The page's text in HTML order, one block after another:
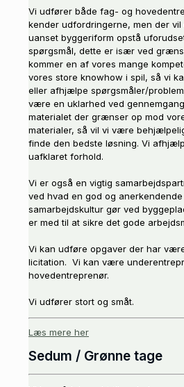
Vi udfører både fag- og
kender udfordringerne, men der vil
uanset byggeriform opstå
spørgsmål, dette er især ved
kommer en af vores mange
vores store knowhow i spil, så vi
eller afhjælpe spørgsmåler/
være en uklarhed ved
materialet der grænser op mod
materialer, så vil vi være
finde den bedste løsning. Vi
uafklaret forhold.
Vi er også en vigtig
ved hvad en god og anerkendende
samarbejdskultur gør ved
er med til at sikre det gode
Vi kan udføre opgaver der har
licitation. Vi kan være
hovedentreprenør.
Vi udfører stort og småt.
Læs mere her
Sedum / Grønne tage